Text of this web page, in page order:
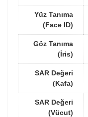
Yüz Tanıma
(Face ID)
Göz Tanıma
(İris)
SAR Değeri
(Kafa)
SAR Değeri
(Vücut)